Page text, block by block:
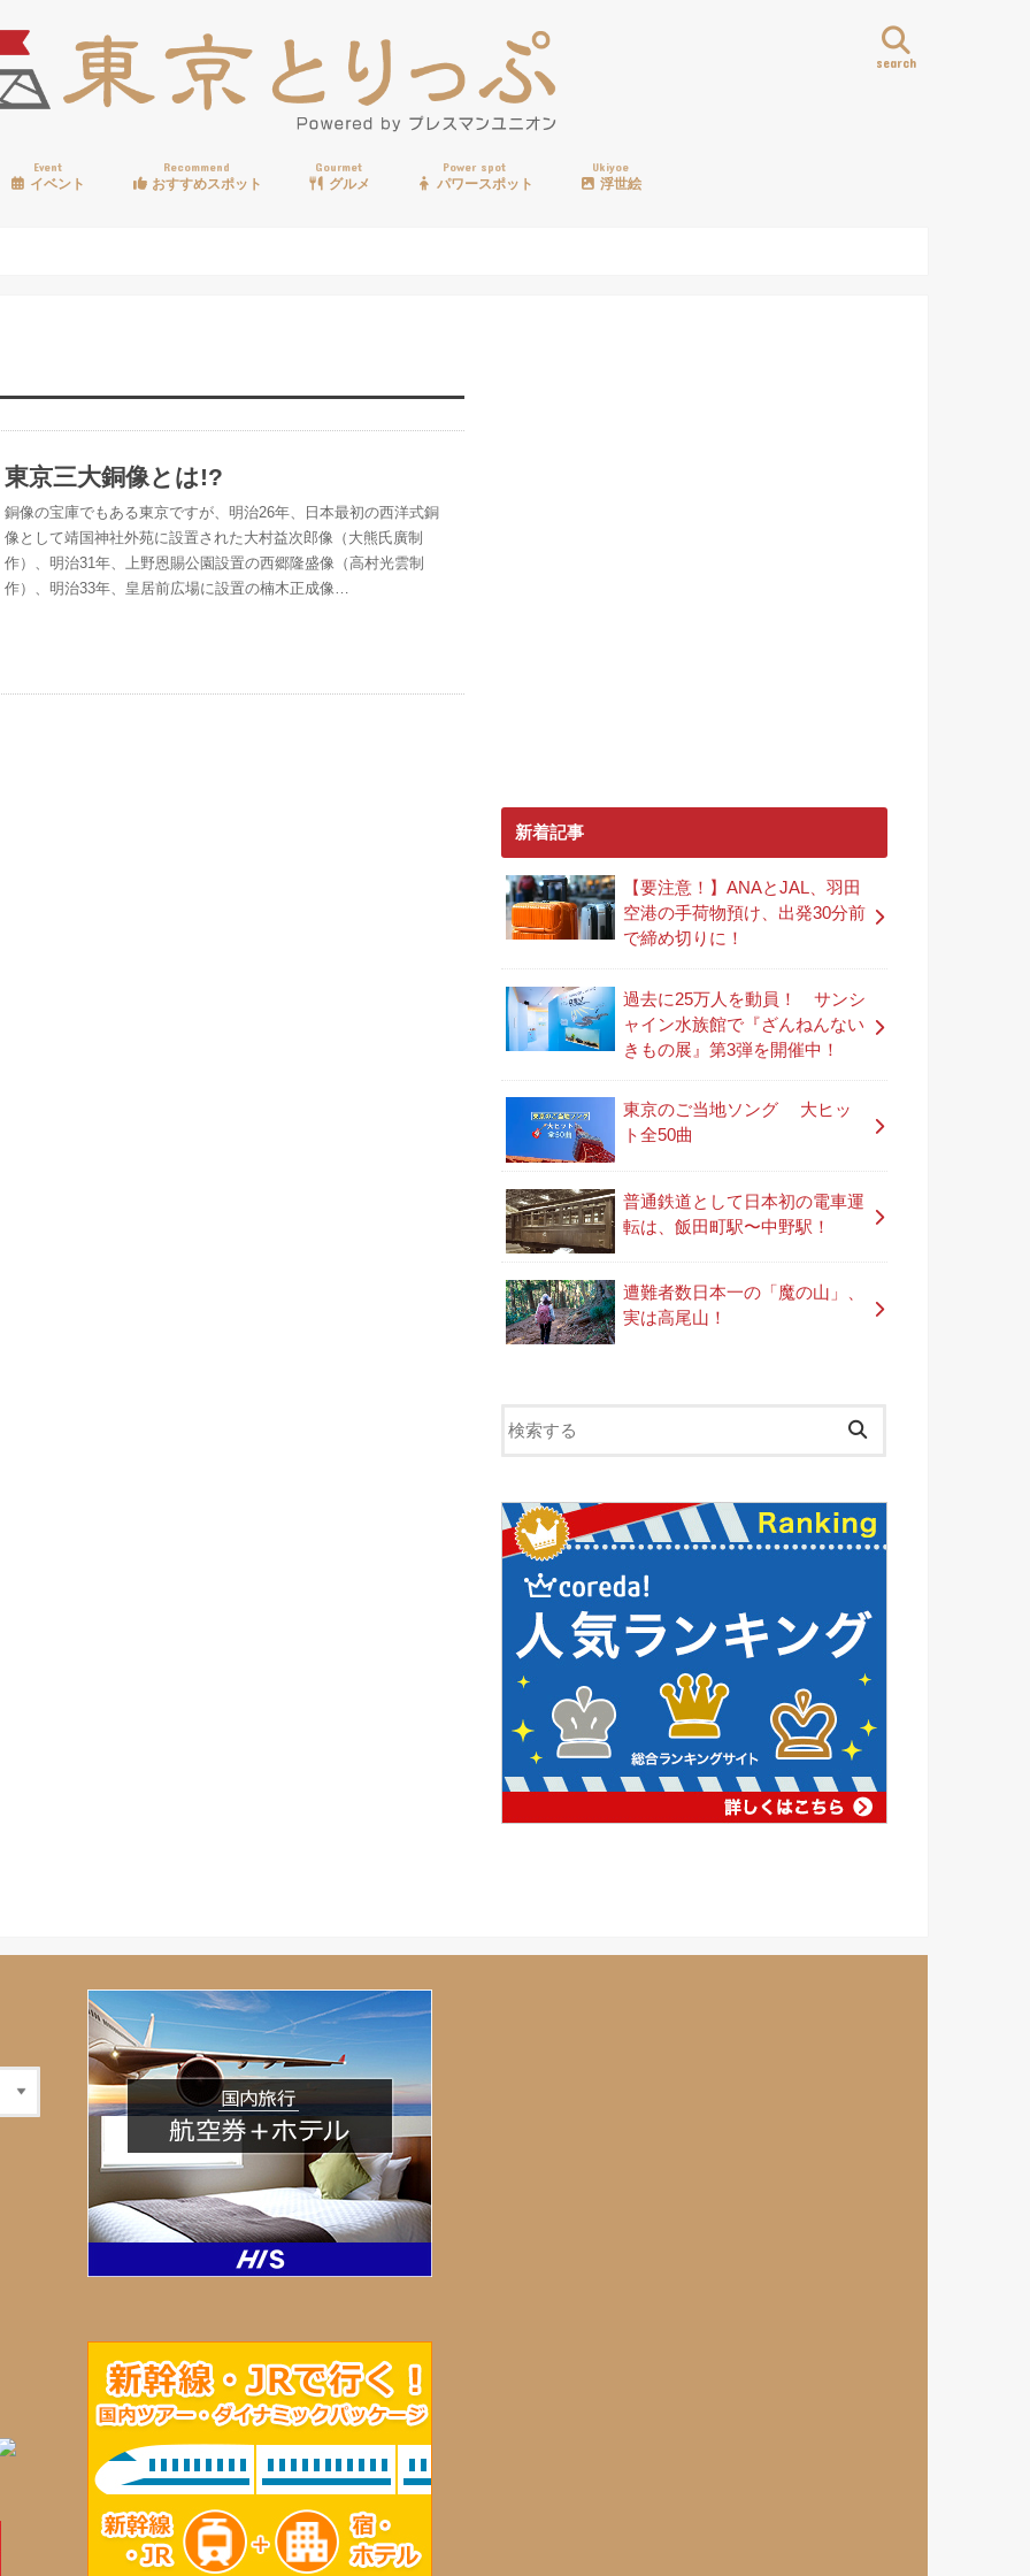
search
Event
イベント
Recommend
おすすめスポット
Gourmet
グルメ
Power spot
パワースポット
Ukiyoe
浮世絵
東京三大銅像とは!?
銅像の宝庫でもある東京ですが、明治26年、日本最初の西洋式銅
像として靖国神社外苑に設置された大村益次郎像（大熊氏廣制
作）、明治31年、上野恩賜公園設置の西郷隆盛像（高村光雲制
作）、明治33年、皇居前広場に設置の楠木正成像…
新着記事
【要注意！】ANAとJAL、羽田
空港の手荷物預け、出発30分前
で締め切りに！
過去に25万人を動員！ サンシ
ャイン水族館で『ざんねんない
きもの展』第3弾を開催中！
東京のご当地ソング 大ヒッ
ト全50曲
普通鉄道として日本初の電車運
転は、飯田町駅〜中野駅！
遭難者数日本一の「魔の山」、
実は高尾山！